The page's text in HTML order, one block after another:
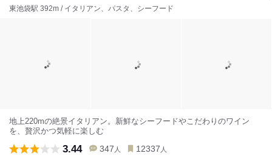
東池袋駅 392m / イタリアン、パスタ、シーフード
地上220mの絶景イタリアン。新鮮なシーフードやこだわりのワイン
を、贅沢かつ気軽に楽しむ
3.44 347 人 12337 人